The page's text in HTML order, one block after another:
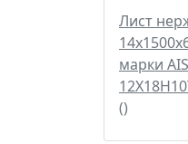
Лист
марки
()